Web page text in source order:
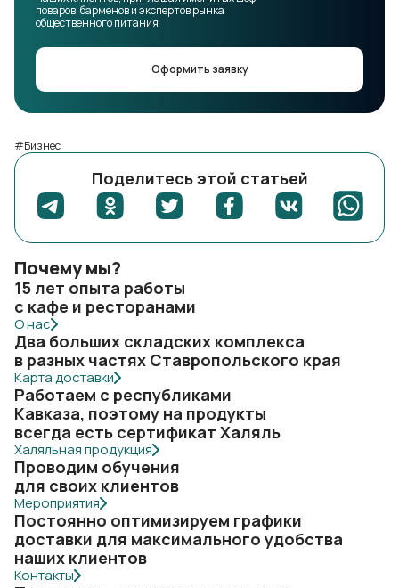
поваров, барменов и экспертов рынка
общественного питания
Оформить заявку
#Бизнес
Поделитесь этой статьей
Почему мы?
15 лет опыта работы
с кафе и ресторанами
О нас
Два больших складских комплекса
в разных частях Ставропольского края
Карта доставки
Работаем с республиками
Кавказа, поэтому на продукты
всегда есть сертификат Халяль
Халяльная продукция
Проводим обучения
для своих клиентов
Мероприятия
Постоянно оптимизируем графики
доставки для максимального удобства
наших клиентов
Контакты